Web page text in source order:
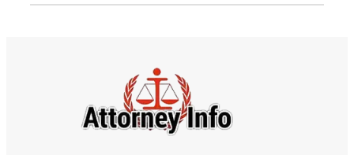
abogado de accidentes
automovilísticos,abogado de accidentes
automovilísticos en natick,abogado de
accidentes automovilísticos natick